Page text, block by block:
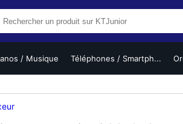
/ Musique Téléphones / Smartph...